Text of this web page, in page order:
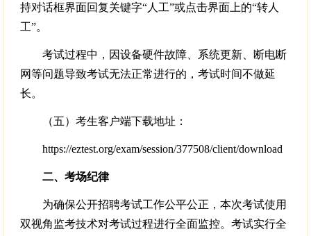
持对话框界面回复关键字“人工”或点击界面上的“转人
工”。
考试过程中，因设备硬件故障、系统更新、断电断
网等问题导致考试无法正常进行的，考试时间不做延
长。
（五）考生客户端下载地址：
https://eztest.org/exam/session/377508/client/download
二、考场纪律
为确保公开招聘考试工作公平公正，本次考试使用
双视角监考技术对考试过程进行全面监控。考试实行全